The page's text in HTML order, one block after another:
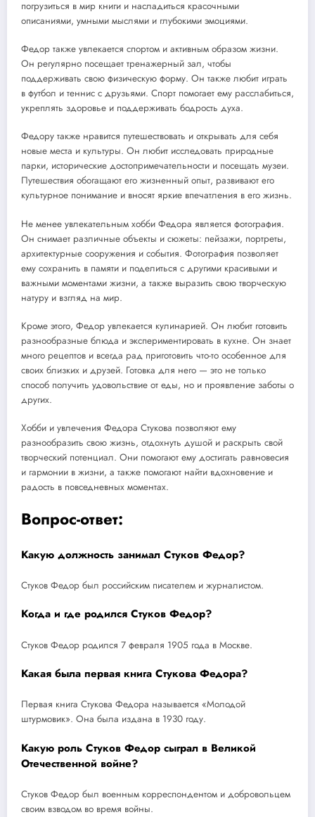
погрузиться в мир книги и насладиться красочными
описаниями, умными мыслями и глубокими эмоциями.
Федор также увлекается спортом и активным образом жизни.
Он регулярно посещает тренажерный зал, чтобы
поддерживать свою физическую форму. Он также любит играть
в футбол и теннис с друзьями. Спорт помогает ему расслабиться,
укреплять здоровье и поддерживать бодрость духа.
Федору также нравится путешествовать и открывать для себя
новые места и культуры. Он любит исследовать природные
парки, исторические достопримечательности и посещать музеи.
Путешествия обогащают его жизненный опыт, развивают его
культурное понимание и вносят яркие впечатления в его жизнь.
Не менее увлекательным хобби Федора является фотография.
Он снимает различные объекты и сюжеты: пейзажи, портреты,
архитектурные сооружения и события. Фотография позволяет
ему сохранить в памяти и поделиться с другими красивыми и
важными моментами жизни, а также выразить свою творческую
натуру и взгляд на мир.
Кроме этого, Федор увлекается кулинарией. Он любит готовить
разнообразные блюда и экспериментировать в кухне. Он знает
много рецептов и всегда рад приготовить что-то особенное для
своих близких и друзей. Готовка для него — это не только
способ получить удовольствие от еды, но и проявление заботы о
других.
Хобби и увлечения Федора Стукова позволяют ему
разнообразить свою жизнь, отдохнуть душой и раскрыть свой
творческий потенциал. Они помогают ему достигать равновесия
и гармонии в жизни, а также помогают найти вдохновение и
радость в повседневных моментах.
Вопрос-ответ:
Какую должность занимал Стуков Федор?
Стуков Федор был российским писателем и журналистом.
Когда и где родился Стуков Федор?
Стуков Федор родился 7 февраля 1905 года в Москве.
Какая была первая книга Стукова Федора?
Первая книга Стукова Федора называется «Молодой
штурмовик». Она была издана в 1930 году.
Какую роль Стуков Федор сыграл в Великой
Отечественной войне?
Стуков Федор был военным корреспондентом и добровольцем
своим взводом во время войны.